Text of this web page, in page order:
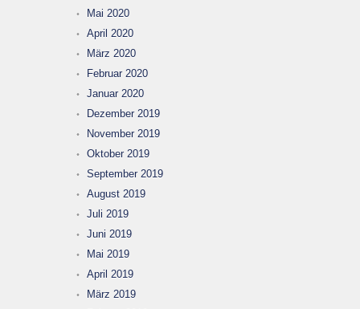
Mai 2020
April 2020
März 2020
Februar 2020
Januar 2020
Dezember 2019
November 2019
Oktober 2019
September 2019
August 2019
Juli 2019
Juni 2019
Mai 2019
April 2019
März 2019